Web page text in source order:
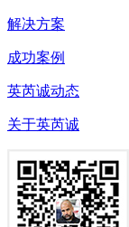
解决方案
成功案例
英芮诚动态
关于英芮诚